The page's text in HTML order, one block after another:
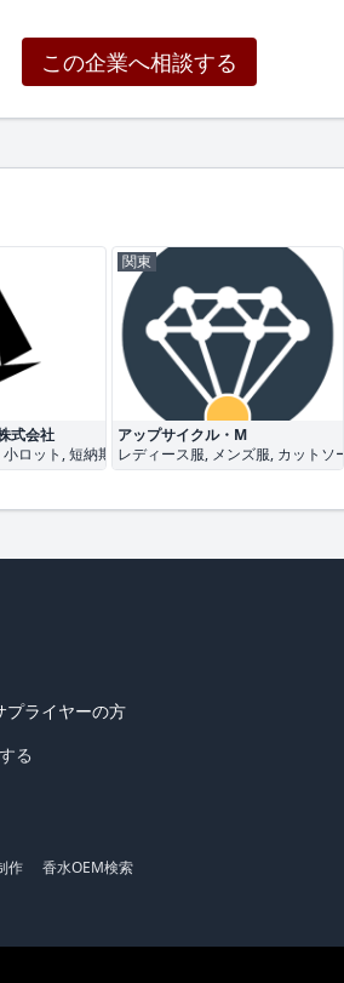
この企業へ相談する
式会社
ロット, 短納期
関東
アップサイクル・M
レディース服, メンズ服, カットソー
プライヤーの方
る
作 香水OEM検索